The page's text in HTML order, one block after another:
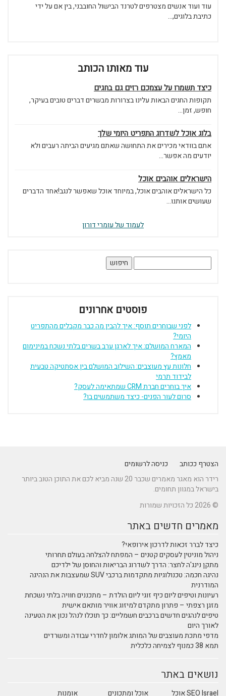
עוד ועוד אנשים מצטרפים לטרנד הבישול החובבני, בין אם על ידי
כתיבת בלוגים,...
עוד מאותו הכותב
כיצד תשמרו על עצמכם רזים גם בחגים
תקופות החגים הבאות עלינו בצרורות מבשרים דברים טובים בעיקר,
חופש, זמן...
בלוג אוכל לשדרוג התפריט היומי שלך
אתם בוודאי מכירים את התחושה שאתם מגיעים הביתה רעבים ולא
יודעים מה אפשר...
הישראלים אוהבים אוכל
כל הישראלים אוהבים אוכל, במיוחד אוכל שאפשר לנגב!אחד הדברים
שעושים אותנו...
לעמוד של עומרי דורון
פוסטים אחרונים
לפני שבוחרים תוסף: איך להבין מה כבר מקבלים מהתפריט
היומי?
המארח המושלם: איך לארגן ערב בשרים בלתי נשכח במינימום
מאמץ?
חלונות עץ מעוצבים: השילוב המושלם בין אסתטיקה טבעית
לבידוד תרמי
איך בוחרים חברת CRM שמתאימה לעסק?
סרום לעור הפנים- כיצד משתמשים בו?
הצטרף ככותב
כניסה לרשומים
רידר הוא מאגר מאמרים שכבר 20 שנה מביא לכם את התוכן הטוב ביותר
בישראל במגוון תחומים.
© 2026 כל הזכויות שמורות
מאמרים חדשים באתר
כיצד לברר זכאות לדרכון אירופאי?
ניהול מוניטין לעסקים קטנים – המפתח להצלחה בעולם תחרותי
מתקן נינג'ה לחצר: הדרך לשדרוג הבריאות והחוסן של ילדיכם
נהיגה חכמה: טכנולוגיות מתקדמות ברכבי SUV שמעצבות את הנהיגה
המודרנית
רעיונות וטיפים ליום כיף זוגי ליום הולדת – מתכננים חוויה בלתי נשכחת
מזגן רצפתי – פתרון מתקדם למיזוג אוויר מותאם אישית
טיפים לנהגים חדשים ברכבים חשמליים: כך תוכלו לנהל נכון את הטעינה
לאורך היום
מדפי מתכת מעוצבים של המותג אלומון לחדרי עבודה ומשרדים
תמא 38 כמנוף לצמיחה כלכלית
נושאים באתר
SEO Israel אוכל אוכל ומתכונים אומנות